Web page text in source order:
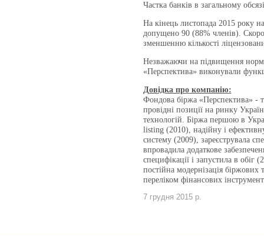
Частка банків в загальному
На кінець листопада 2015 року
допущено 90 (88% членів).
зменшенню кількості
Незважаючи на підвищення
«Перспектива» виконували
Довідка про компанію:
Фондова біржа «Перспектива» -
провідні позиції на ринку
технологій. Біржа першою в
listing (2010), надійну і
систему (2009), зареєструвала
впровадила додаткове
специфікації і запустила в обіг
постійна модернізація біржових
переліком фінансових
7 грудня 2015 р.